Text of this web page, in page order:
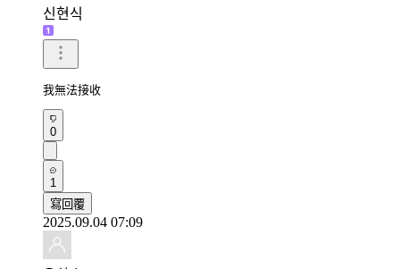
신현식
我無法接收
0
1
寫回覆
2025.09.04 07:09